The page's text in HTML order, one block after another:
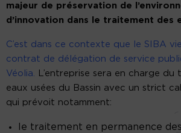
majeur de préservation de
d’innovation dans le traitement des
C’est dans ce contexte que le SIBA
contrat de délégation de service
Véolia.
L’entreprise sera en charge du
eaux usées du Bassin avec un strict
qui prévoit notamment:
le traitement en permanence